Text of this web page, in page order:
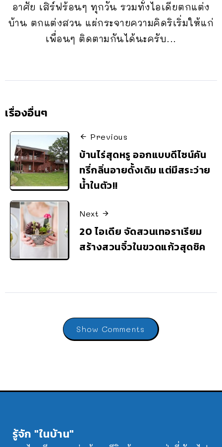
อาศัย เสิร์ฟร้อนๆ ทุกวัน รวมทั้งไอเดียตกแต่ง
บ้าน ตกแต่งสวน แผ่กระจายความคิดริเริ่มให้แก่
เพื่อนๆ ติดตามกันได้นะครับ...
เรื่องอื่นๆ
Previous
บ้านไร่สุดหรู ออกแบบดีไซน์คัน
ทรี่กลิ่นอายดั้งเดิม แต่มีสระว่าย
น้ำในตัว!!
Next
20 ไอเดีย จัดสวนเทอราเรียม
สร้างสวนจิ๋วในขวดแก้วสุดชิค
Show Comments
รู้จัก "ในบ้าน"